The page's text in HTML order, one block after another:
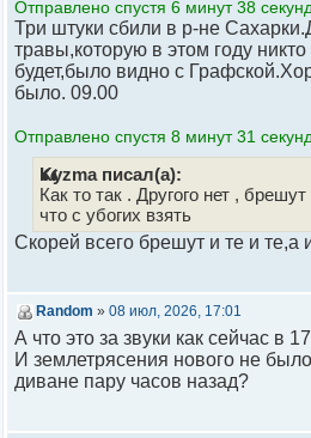
Отправлено спустя 6 минут 38
Три штуки сбили в р-не
травы,которую в этом году
будет,было видно с
было. 09.00
Отправлено спустя 8 минут 31
Kyzma писал(а):
Как то так . Другого нет ,
что с убогих взять
Скорей всего брешут и те и те,а
Random » 08 июл, 2026, 17:01
А что это за звуки как сейчас в
И землетрясения нового не
диване пару часов назад?